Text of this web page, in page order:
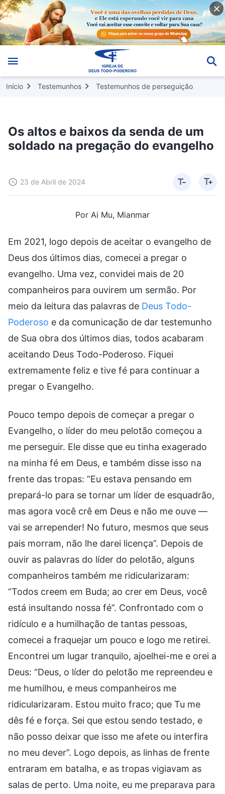
Início Testemunhos Testemunhos de perseguição
Os altos e baixos da senda de um
soldado na pregação do evangelho
23 de Abril de 2024
Por Ai Mu, Mianmar
Em 2021, logo depois de aceitar o evangelho de
Deus dos últimos dias, comecei a pregar o
evangelho. Uma vez, convidei mais de 20
companheiros para ouvirem um sermão. Por
meio da leitura das palavras de Deus Todo-
Poderoso e da comunicação de dar testemunho
de Sua obra dos últimos dias, todos acabaram
aceitando Deus Todo-Poderoso. Fiquei
extremamente feliz e tive fé para continuar a
pregar o Evangelho.
Pouco tempo depois de começar a pregar o
Evangelho, o líder do meu pelotão começou a
me perseguir. Ele disse que eu tinha exagerado
na minha fé em Deus, e também disse isso na
frente das tropas: “Eu estava pensando em
prepará-lo para se tornar um líder de esquadrão,
mas agora você crê em Deus e não me ouve —
vai se arrepender! No futuro, mesmos que seus
pais morram, não lhe darei licença”. Depois de
ouvir as palavras do líder do pelotão, alguns
companheiros também me ridicularizaram:
“Todos creem em Buda; ao crer em Deus, você
está insultando nossa fé”. Confrontado com o
ridículo e a humilhação de tantas pessoas,
comecei a fraquejar um pouco e logo me retirei.
Encontrei um lugar tranquilo, ajoelhei-me e orei a
Deus: “Deus, o líder do pelotão me repreendeu e
me humilhou, e meus companheiros me
ridicularizaram. Estou muito fraco; que Tu me
dês fé e força. Sei que estou sendo testado, e
não posso deixar que isso me afete ou interfira
no meu dever”. Logo depois, as linhas de frente
entraram em batalha, e as tropas vigiavam as
salas de perto. Uma noite, eu me preparava para